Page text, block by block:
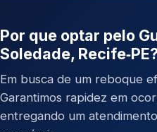
Por que optar pelo
Soledade,
Em busca de um reboque
Garantimos rapidez em
entregando um